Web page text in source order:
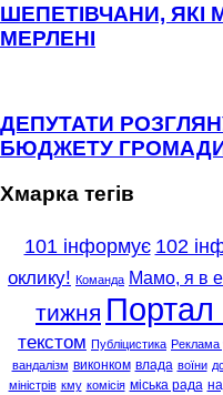
ШЕПЕТІВЧАНИ, ЯКІ
МЕРЛЕНІ
ДЕПУТАТИ
БЮДЖЕТУ
Хмарка тегів
101 інформує 102
оклику! Команда Мамо, я в
тижня Портал
текстом Публіцистика Реклама
вандалізм виконком влада воїни
міністрів кму комісія міська рада